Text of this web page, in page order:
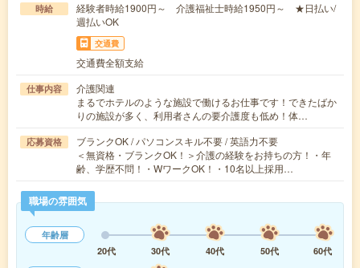
時給
経験者時給1900円～ 介護福祉士時給1950円～ ★日払い/
週払いOK
交通費
交通費全額支給
仕事内容
介護関連
まるでホテルのような施設で働けるお仕事です！できたばか
りの施設が多く、利用者さんの要介護度も低め！体…
応募資格
ブランクOK / パソコンスキル不要 / 英語力不要
＜無資格・ブランクOK！＞介護の経験をお持ちの方！・年
齢、学歴不問！・WワークOK！・10名以上採用…
職場の雰囲気
年齢層
20代
30代 40代 50代
60代